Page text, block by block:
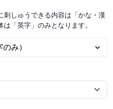
刺しゅうできる内容は「かな・漢
「英字」のみとなります。